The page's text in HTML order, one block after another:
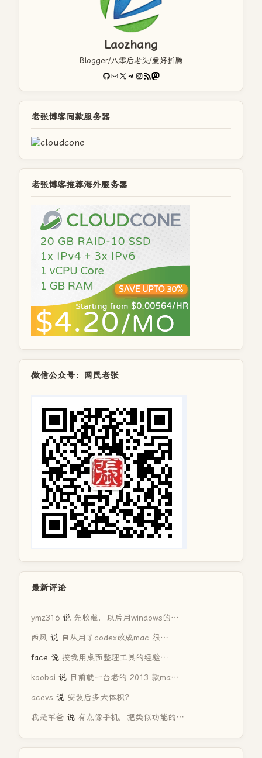
Laozhang
Blogger/八零后老头/爱好折腾
GitHub
电子邮件X Telegram
Instagram
RSS FeedMastodon
老张博客同款服务器
老张博客推荐海外服务器
微信公众号：网民老张
最新评论
ymz316 说 先收藏，以后用windows的…
西风 说 自从用了codex改成mac 很…
face 说 按我用桌面整理工具的经验…
koobai 说 目前就一台老的 2013 款ma…
acevs 说 安装后多大体积？
我是军爸 说 有点像手机，把类似功能的…